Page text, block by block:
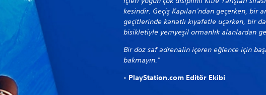
kesindir. Geçiş Kapıları'ndan geçerken, bir
geçitlerinde kanatlı kıyafetle uçarken, bir
bisikletiyle yemyeşil ormanlık alanlardan
Bir doz saf adrenalin içeren eğlence için
bakmayın."
- PlayStation.com Editör Ekibi